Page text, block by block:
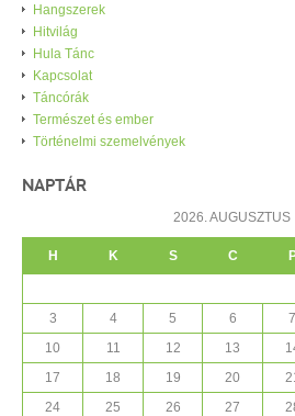
Hangszerek
Hitvilág
Hula Tánc
Kapcsolat
Táncórák
Természet és ember
Történelmi szemelvények
NAPTÁR
2026. AUGUSZTUS
H K S C
3
4 5 6 7
10
11 12 13
17
18 19 20
24
25 26 27